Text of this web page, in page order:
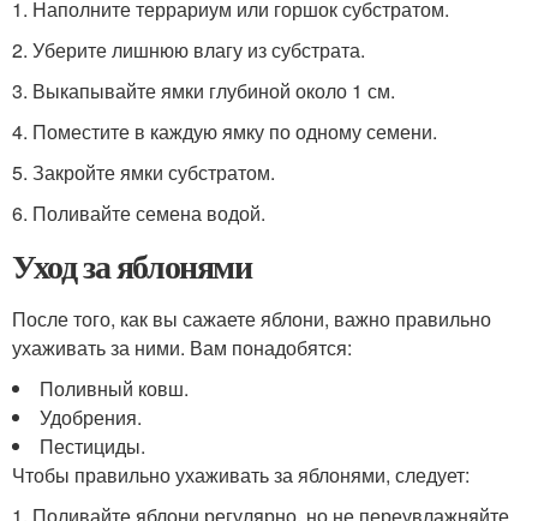
1. Наполните террариум или горшок субстратом.
2. Уберите лишнюю влагу из субстрата.
3. Выкапывайте ямки глубиной около 1 см.
4. Поместите в каждую ямку по одному семени.
5. Закройте ямки субстратом.
6. Поливайте семена водой.
Уход за яблонями
После того, как вы сажаете яблони, важно правильно
ухаживать за ними. Вам понадобятся:
Поливный ковш.
Удобрения.
Пестициды.
Чтобы правильно ухаживать за яблонями, следует: